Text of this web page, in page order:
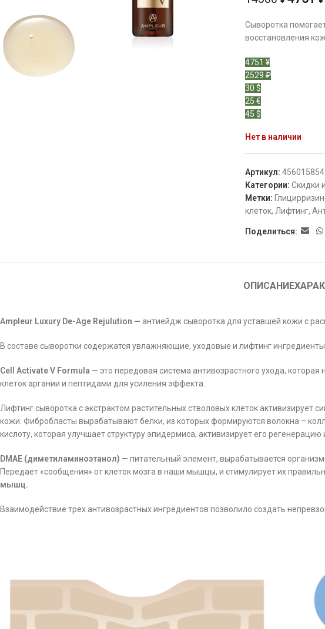
Сыворотка
восстановления
4751 ¥
2529 ₽
30 $
25 €
45 $
Нет в наличии
Артикул:
Категории: Скидки
Метки:
клеток, Лифтинг,
Поделиться:
ОПИСАНИЕ
Ampleur Luxury De-Age Rejulution — антиейдж сыворотка для уставшей кожи с
В составе сыворотки содержатся увлажняющие, уходовые и лифтинг ингредиенты.
Cell Activate V Formula — это передовая система антивозрастного ухода,
клеток аргании и пептидами для усиления эффекта.
Лифтинг сыворотка с экстрактом растительных стволовых клеток
кожи. Фибробласты вырабатывают белки, из которых формируются волокна –
кислоту, которая улучшает структуру эпидермиса, активизирует его регенерацию
DMAE (диметиламиноэтанол) — питательный элемент, вырабатывается
Передает «сообщения» от клеток мозга в наши мышцы, и стимулирует их
мышц.
Взаимодействие трех антивозрастных ингредиентов позволило создать